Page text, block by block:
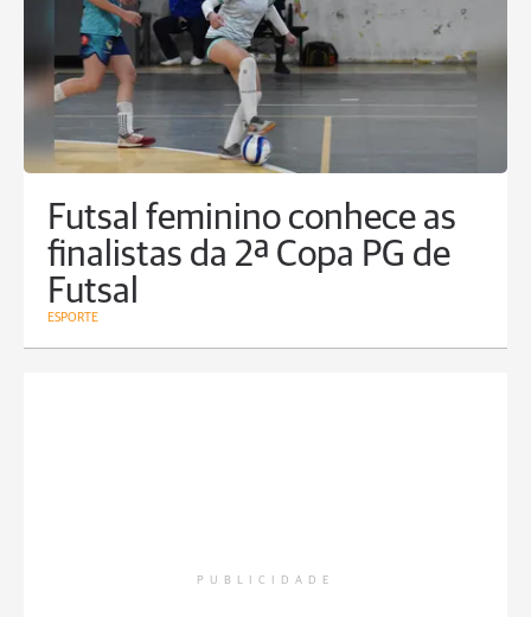
Futsal feminino conhece as
finalistas da 2ª Copa PG de
Futsal
ESPORTE
PUBLICIDADE